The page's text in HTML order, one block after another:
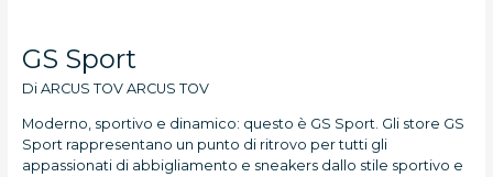
GS Sport
Di ARCUS TOV ARCUS TOV
Moderno, sportivo e dinamico: questo è GS Sport. Gli store GS
Sport rappresentano un punto di ritrovo per tutti gli
appassionati di abbigliamento e sneakers dallo stile sportivo e